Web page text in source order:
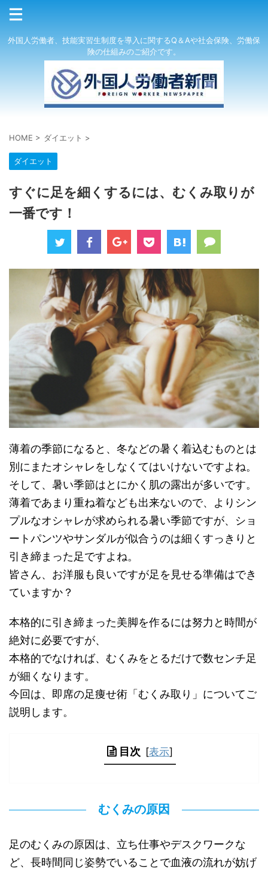
外国人労働者、技能実習生制度を導入に関するQ＆Aや社会保険、労働保
険の仕組みのご紹介です。
HOME > ダイエット >
ダイエット
すぐに足を細くするには、むくみ取りが
一番です！
薄着の季節になると、冬などの暑く着込むものとは
別にまたオシャレをしなくてはいけないですよね。
そして、暑い季節はとにかく肌の露出が多いです。
薄着であまり重ね着なども出来ないので、よりシン
プルなオシャレが求められる暑い季節ですが、ショ
ートパンツやサンダルが似合うのは細くすっきりと
引き締まった足ですよね。
皆さん、お洋服も良いですが足を見せる準備はでき
ていますか？
本格的に引き締まった美脚を作るには努力と時間が
絶対に必要ですが、
本格的でなければ、むくみをとるだけで数センチ足
が細くなります。
今回は、即席の足痩せ術「むくみ取り」についてご
説明します。
目次 [表示]
むくみの原因
足のむくみの原因は、立ち仕事やデスクワークな
ど、長時間同じ姿勢でいることで血液の流れが妨げ